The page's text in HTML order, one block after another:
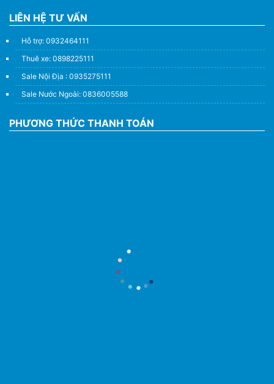
LIÊN HỆ TƯ VẤN
Hỗ trợ: 0932464111
Thuê xe: 0898225111
Sale Nội Địa : 0935275111
Sale Nước Ngoài: 0836005588
PHƯƠNG THỨC THANH TOÁN